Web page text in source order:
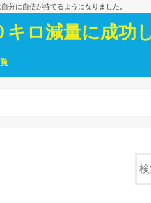
分に自信が持てるようになりました。
ロ減量に成功